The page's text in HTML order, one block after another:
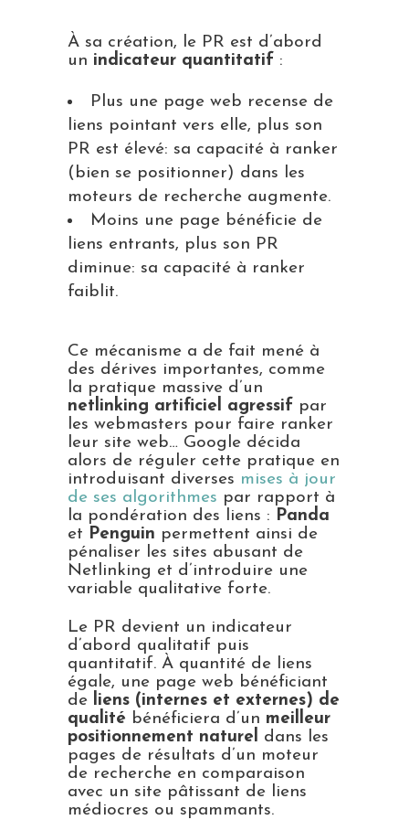
À sa création, le PR est d’abord
un indicateur quantitatif :
Plus une page web recense de
liens pointant vers elle, plus son
PR est élevé: sa capacité à ranker
(bien se positionner) dans les
moteurs de recherche augmente.
Moins une page bénéficie de
liens entrants, plus son PR
diminue: sa capacité à ranker
faiblit.
Ce mécanisme a de fait mené à
des dérives importantes, comme
la pratique massive d’un
netlinking artificiel agressif par
les webmasters pour faire ranker
leur site web… Google décida
alors de réguler cette pratique en
introduisant diverses mises à jour
de ses algorithmes par rapport à
la pondération des liens : Panda
et Penguin permettent ainsi de
pénaliser les sites abusant de
Netlinking et d’introduire une
variable qualitative forte.
Le PR devient un indicateur
d’abord qualitatif puis
quantitatif. À quantité de liens
égale, une page web bénéficiant
de liens (internes et externes) de
qualité bénéficiera d’un meilleur
positionnement naturel dans les
pages de résultats d’un moteur
de recherche en comparaison
avec un site pâtissant de liens
médiocres ou spammants.